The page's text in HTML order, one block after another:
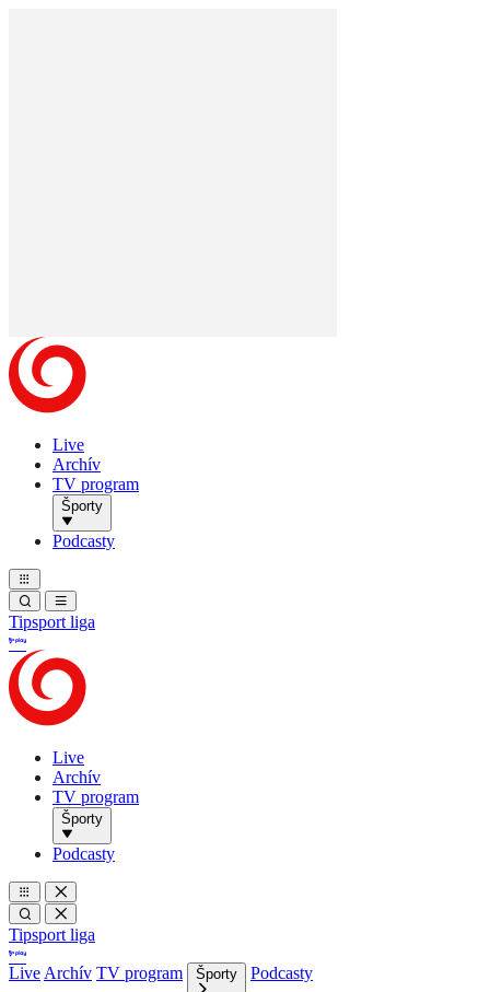
Live
Archív
TV program
Športy
Podcasty
Tipsport liga
Live
Archív
TV program
Športy
Podcasty
Tipsport liga
Live Archív TV program Športy
Podcasty